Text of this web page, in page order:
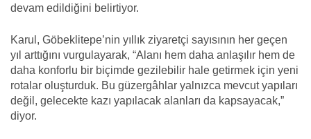
devam edildiğini belirtiyor.
Karul, Göbeklitepe’nin yıllık ziyaretçi sayısının her geçen
yıl arttığını vurgulayarak, “Alanı hem daha anlaşılır hem de
daha konforlu bir biçimde gezilebilir hale getirmek için yeni
rotalar oluşturduk. Bu güzergâhlar yalnızca mevcut yapıları
değil, gelecekte kazı yapılacak alanları da kapsayacak,”
diyor.